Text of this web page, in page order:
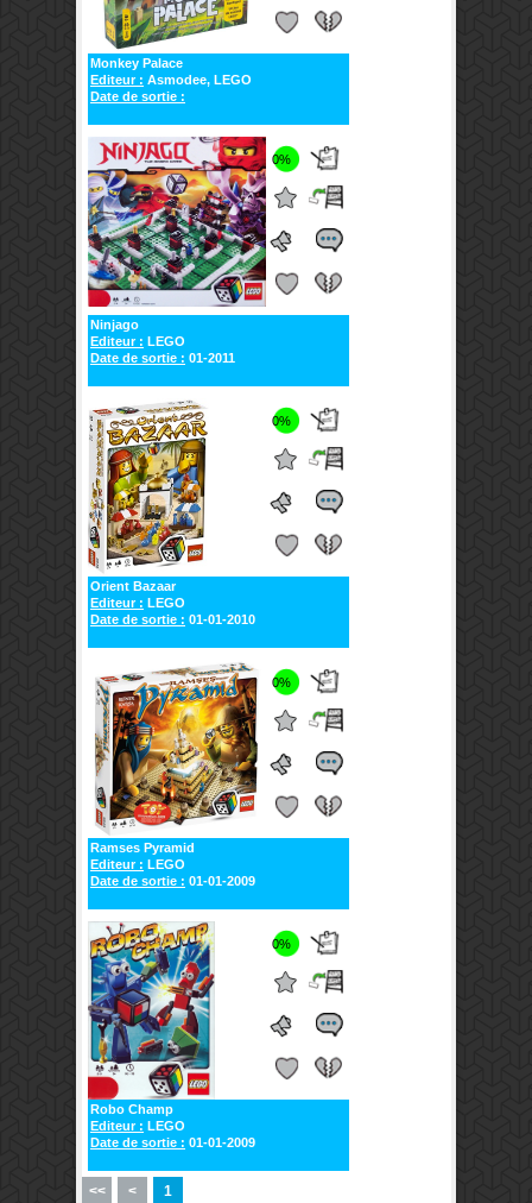
Monkey Palace
Editeur : Asmodee, LEGO
Date de sortie :
0%
Ninjago
Editeur : LEGO
Date de sortie : 01-2011
0%
Orient Bazaar
Editeur : LEGO
Date de sortie : 01-01-2010
0%
Ramses Pyramid
Editeur : LEGO
Date de sortie : 01-01-2009
0%
Robo Champ
Editeur : LEGO
Date de sortie : 01-01-2009
<< < 1